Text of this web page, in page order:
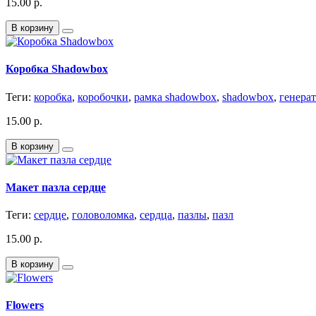
15.00 р.
В корзину
Коробка Shadowbox
Теги: коробка, коробочки, рамка shadowbox, shadowbox,
15.00 р.
В корзину
Макет пазла сердце
Теги: сердце, головоломка, сердца, пазлы, пазл
15.00 р.
В корзину
Flowers